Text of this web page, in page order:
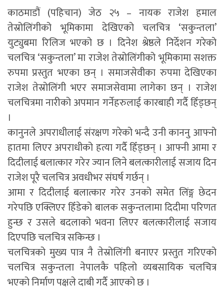
काठमाडौं (पहिचान) जेठ २५ – नायक राजेश हमाल
तेस्रोलिंगीको भूमिकामा देखिएको चलचित्र ‘सकुन्तला’
युट्युबमा रिलिज भएको छ । दिनेश श्रेष्ठले निर्देशन गरेको
चलचित्र ‘सकुन्तला’ मा राजेश तेस्रोलिंगीको भूमिकामा सशक्त
रुपमा प्रस्तुत भएका छन् ।समाजसेवीका रुपमा देखिएका
राजेश तेस्रोलिंगी भएर समाजसेवामा लागेका छन् । राजेश
चलचित्रमा नारीको अपमान गर्नेहरुलाई कारबाही गर्दै हिँड्छन्
।
कानुनले अपराधीलाई संरक्षण गरेको भन्दै उनी काननु आफ्नो
हातमा लिएर अपराधीको हत्या गर्दै हिँड्छन् । आफ्नी आमा र
दिदीलाई बलात्कार गरेर ज्यान लिने बलत्कारीलाई सजाय दिन
राजेश पूरै चलचित्र अवधीभर संघर्ष गर्छन् ।
आमा र दिदीलाई बलात्कार गरेर उनको समेत लिंङ्ग छेदन
गरेपछि एक्लिएर हिँडेको बालक सकुन्तलामा दिदीमा परिणत
हुन्छ र उसले बदलाको भवना लिएर बलत्कारीलाई सजाय
दिएपछि चलचित्र सकिन्छ ।
चलचित्रको मुख्य पात्र नै तेस्रोलिंगी बनाएर प्रस्तुत गरिएको
चलचित्र सकुन्तला नेपालकै पहिलो व्यबसायिक चलचित्र
भएको निर्माण पक्षले दाबी गर्दै आएको छ ।